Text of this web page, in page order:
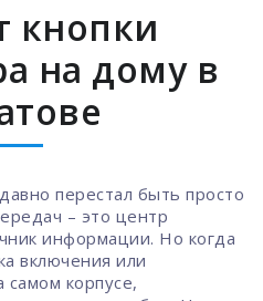
кнопки
на дому в
перестал быть просто
– это центр
информации. Но когда
включения или
самом корпусе,